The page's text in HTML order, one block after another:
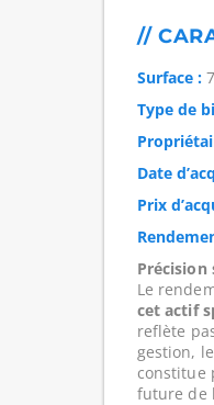
//
Surface :
Type de
Date
Prix
Le
cet actif
reflète
gestion,
constitue
future de